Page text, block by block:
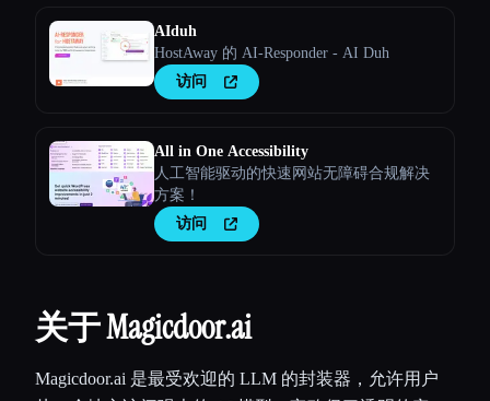
AIduh
HostAway 的 AI-Responder - AI Duh
访问
All in One Accessibility
人工智能驱动的快速网站无障碍合规解决
方案！
访问
关于 Magicdoor.ai
Magicdoor.ai 是最受欢迎的 LLM 的封装器，允许用户